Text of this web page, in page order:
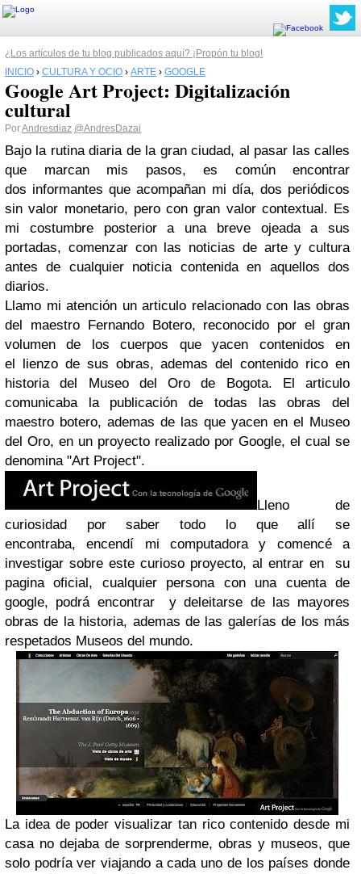
¿Los artículos de tu blog publicados aquí? ¡Propón tu blog!
INICIO › CULTURA Y OCIO › ARTE › GOOGLE
Google Art Project: Digitalización
cultural
PorAndresdiaz @AndresDazai
Bajo la rutina diaria de la gran ciudad, al pasar las calles
que marcan mis pasos, es común encontrar
dos informantes que acompañan mi día, dos periódicos
sin valor monetario, pero con gran valor contextual. Es
mi costumbre posterior a una breve ojeada a sus
portadas, comenzar con las noticias de arte y cultura
antes de cualquier noticia contenida en aquellos dos
diarios.
Llamo mi atención un articulo relacionado con las obras
del maestro Fernando Botero, reconocido por el gran
volumen de los cuerpos que yacen contenidos en
el lienzo de sus obras, ademas del contenido rico en
historia del Museo del Oro de Bogota. El articulo
comunicaba la publicación de todas las obras del
maestro botero, ademas de las que yacen en el Museo
del Oro, en un proyecto realizado por Google, el cual se
denomina "Art Project".
Lleno de
curiosidad por saber todo lo que allí se
encontraba, encendí mi computadora y comencé a
investigar sobre este curioso proyecto, al entrar en su
pagina oficial, cualquier persona con una cuenta de
google, podrá encontrar y deleitarse de las mayores
obras de la historia, ademas de las galerías de los más
respetados Museos del mundo.
La idea de poder visualizar tan rico contenido desde mi
casa no dejaba de sorprenderme, obras y museos, que
solo podría ver viajando a cada uno de los países donde